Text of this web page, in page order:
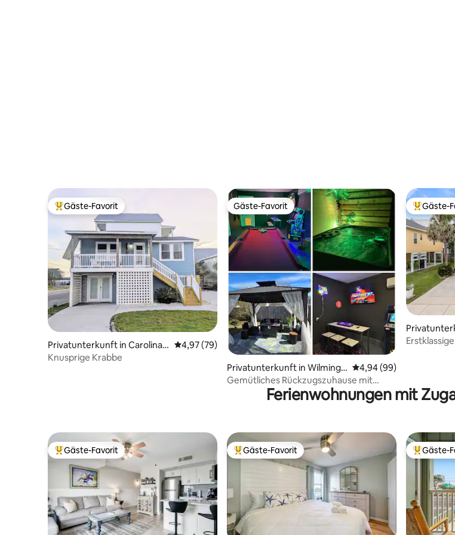
Beliebter Gäste-Favorit.
Gäste-Favorit
Privatunterkunft in Carolina B
each
Durchschnittliche Bewertung: 4,97 von 5, 79 Bewertungen
4,97 (79)
Knusprige Krabbe
Gäste-Favorit
Gäste-Favorit
Privatunterkunft in Wilmingt
on
Durchschnittliche
4,94 (99)
Gemütliches Rückzugszuhause mit
Whirlpool, Spielzimmer und Feuerstelle!
Beliebter
Gäste-
ch
Ferienwohnungen mit
Beliebter Gäste-Favorit.
Gäste-Favorit Beliebter Gäste-Favorit.
Gäste-Favorit Beliebter
Gäste-